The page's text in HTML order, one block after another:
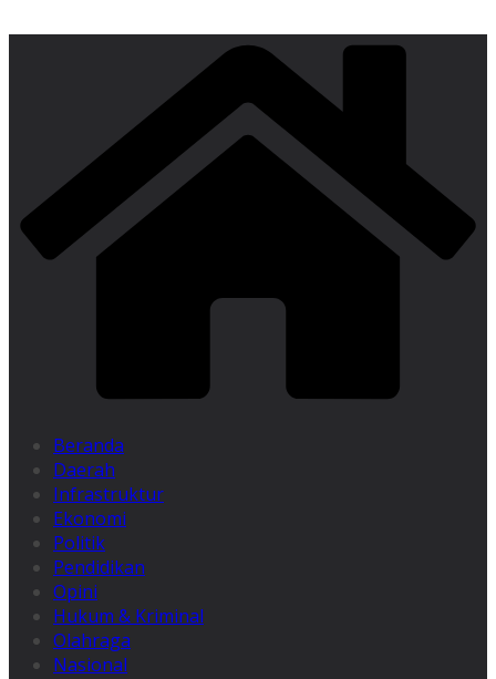
Beranda
Daerah
Infrastruktur
Ekonomi
Politik
Pendidikan
Opini
Hukum & Kriminal
Olahraga
Nasional